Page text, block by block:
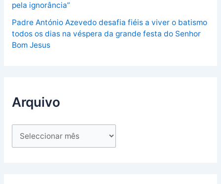
pela ignorância”
Padre António Azevedo desafia fiéis a viver o batismo
todos os dias na véspera da grande festa do Senhor
Bom Jesus
Arquivo